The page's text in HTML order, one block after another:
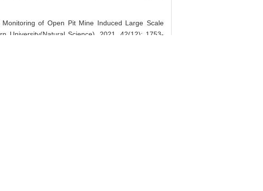
of Open Pit Mine Induced Large Scale
University(Natural Science), 2021, 42(12): 1753-